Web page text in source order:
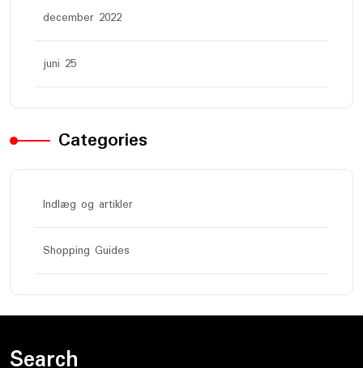
december 2022
juni 25
Categories
Indlæg og artikler
Shopping Guides
Search